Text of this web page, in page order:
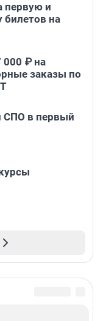
первую и
билетов на
000 ₽ на
заказы по
СПО в первый